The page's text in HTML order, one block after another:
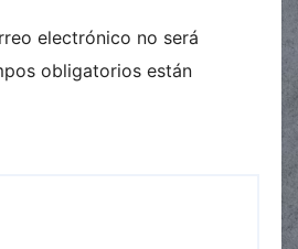
electrónico no será
obligatorios están